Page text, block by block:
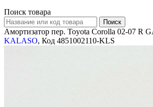
Поиск товара
Амортизатор пер. Toyota Corolla 02-07 R
KALASO, Код 4851002110-KLS